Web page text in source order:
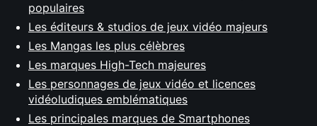
populaires
Les éditeurs & studios de jeux vidéo majeurs
Les Mangas les plus célèbres
Les marques High-Tech majeures
Les personnages de jeux vidéo et licences
vidéoludiques emblématiques
Les principales marques de Smartphones